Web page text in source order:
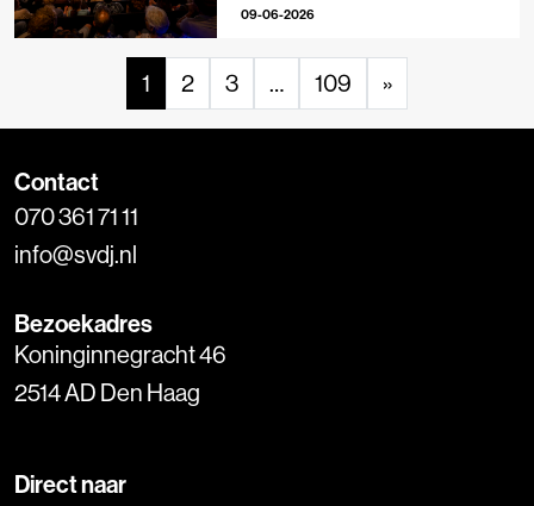
09-06-2026
1 2 3 … 109 »
Contact
070 361 71 11
info@svdj.nl
Bezoekadres
Koninginnegracht 46
2514 AD Den Haag
Direct naar